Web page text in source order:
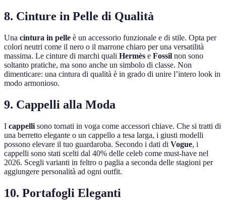
8. Cinture in Pelle di Qualità
Una cintura in pelle è un accessorio funzionale e di stile. Opta per
colori neutri come il nero o il marrone chiaro per una versatilità
massima. Le cinture di marchi quali Hermès e Fossil non sono
soltanto pratiche, ma sono anche un simbolo di classe. Non
dimenticare: una cintura di qualità è in grado di unire l’intero look in
modo armonioso.
9. Cappelli alla Moda
I cappelli sono tornati in voga come accessori chiave. Che si tratti di
una berretto elegante o un cappello a tesa larga, i giusti modelli
possono elevare il tuo guardaroba. Secondo i dati di Vogue, i
cappelli sono stati scelti dal 40% delle celeb come must-have nel
2026. Scegli varianti in feltro o paglia a seconda delle stagioni per
aggiungere personalità ad ogni outfit.
10. Portafogli Eleganti